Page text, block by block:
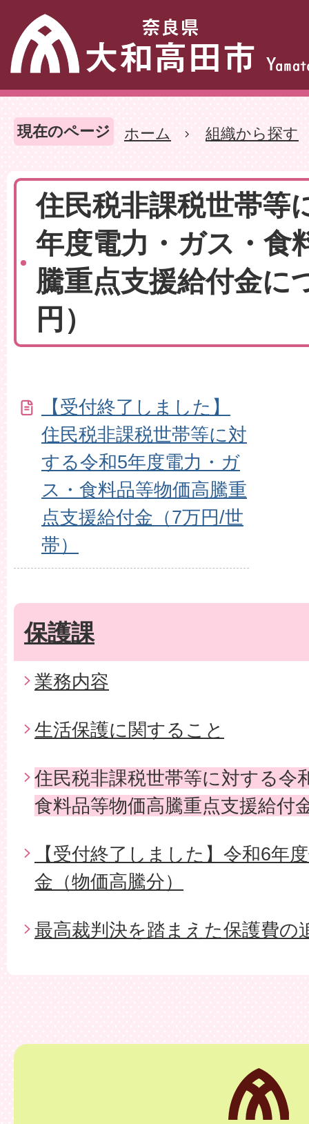
現在のページ ホーム 組織から探す
住民税非課税世帯等
年度電力・ガス・食
騰重点支援給付金に
円）
【受付終了しました】
住民税非課税世帯等に対
する令和5年度電力・ガ
ス・食料品等物価高騰重
点支援給付金（7万円/世
帯）
保護課
業務内容
生活保護に関すること
住民税非課税世帯等に対する令
食料品等物価高騰重点支援給付
【受付終了しました】令和6年
金（物価高騰分）
最高裁判決を踏まえた保護費の